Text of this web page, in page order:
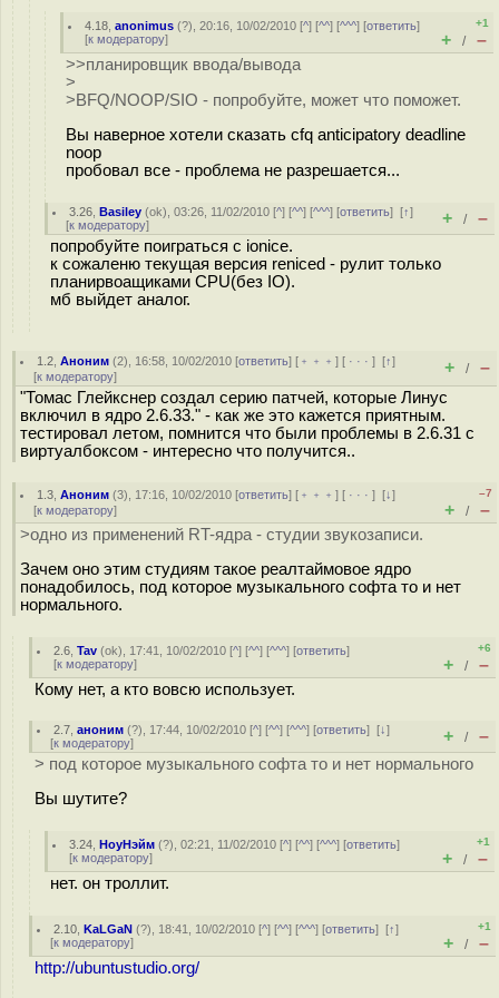
4.18 ,anonimus (?), 20:16, 10/02/2010 [^] [^^] [^^^] [ответить]
[к модератору]
+1
+ / –
>>планировщик ввода/вывода
>
>BFQ/NOOP/SIO - попробуйте, может что поможет.
Вы наверное хотели сказать cfq anticipatory deadline
noop
пробовал все - проблема не разрешается...
3.26 ,Basiley (ok), 03:26, 11/02/2010 [^] [^^] [^^^] [ответить][↑]
[к модератору] + / –
попробуйте поиграться с ionice.
к сожаленю текущая версия reniced - рулит только
планирвоащиками CPU(без IO).
мб выйдет аналог.
1.2 ,Аноним (2), 16:58, 10/02/2010 [ответить] [ ﹢﹢﹢] [ · · ·][↑]
[к модератору] + / –
"Томас Глейкснер создал серию патчей, которые Линус
включил в ядро 2.6.33." - как же это кажется приятным.
тестировал летом, помнится что были проблемы в 2.6.31 с
виртуалбоксом - интересно что получится..
1.3 ,Аноним (3), 17:16, 10/02/2010 [ответить] [ ﹢﹢﹢] [ · · ·][↓]
[к модератору]
–7
+ / –
>одно из применений RT-ядра - студии звукозаписи.
Зачем оно этим студиям такое реалтаймовое ядро
понадобилось, под которое музыкального софта то и нет
нормального.
2.6 ,Tav (ok), 17:41, 10/02/2010 [^] [^^] [^^^] [ответить]
[к модератору]
+6
+ / –
Кому нет, а кто вовсю использует.
2.7 ,аноним (?), 17:44, 10/02/2010 [^] [^^] [^^^] [ответить][↓]
[к модератору] + / –
> под которое музыкального софта то и нет нормального
Вы шутите?
3.24 ,НоуНэйм (?), 02:21, 11/02/2010 [^] [^^] [^^^] [ответить]
[к модератору]
+1
+ / –
нет. он троллит.
2.10 ,KaLGaN (?), 18:41, 10/02/2010 [^] [^^] [^^^] [ответить][↑]
[к модератору]
+1
+ / –
http://ubuntustudio.org/